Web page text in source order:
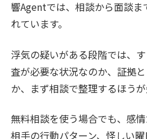
響Agentでは、相談から面談
れています。
浮気の疑いがある段階では、
査が必要な状況なのか、証拠
か、まず相談で整理するほうが
無料相談を使う場合でも、感
相手の行動パターン、怪しい